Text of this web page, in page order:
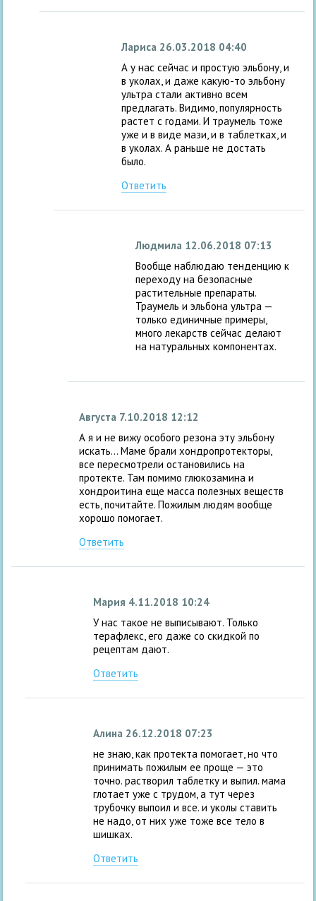
Лариса 26.03.2018 04:40
А у нас сейчас и простую эльбону, и
в уколах, и даже какую-то эльбону
ультра стали активно всем
предлагать. Видимо, популярность
растет с годами. И траумель тоже
уже и в виде мази, и в таблетках, и
в уколах. А раньше не достать
было.
Ответить
Людмила 12.06.2018 07:13
Вообще наблюдаю тенденцию к
переходу на безопасные
растительные препараты.
Траумель и эльбона ультра —
только единичные примеры,
много лекарств сейчас делают
на натуральных компонентах.
Августа 7.10.2018 12:12
А я и не вижу особого резона эту эльбону
искать… Маме брали хондропротекторы,
все пересмотрели остановились на
протекте. Там помимо глюкозамина и
хондроитина еще масса полезных веществ
есть, почитайте. Пожилым людям вообще
хорошо помогает.
Ответить
Мария 4.11.2018 10:24
У нас такое не выписывают. Только
терафлекс, его даже со скидкой по
рецептам дают.
Ответить
Алина 26.12.2018 07:23
не знаю, как протекта помогает, но что
принимать пожилым ее проще — это
точно. растворил таблетку и выпил. мама
глотает уже с трудом, а тут через
трубочку выпоил и все. и уколы ставить
не надо, от них уже тоже все тело в
шишках.
Ответить